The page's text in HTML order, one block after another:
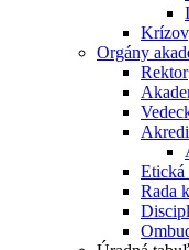
Orgány
Rektor
Rada